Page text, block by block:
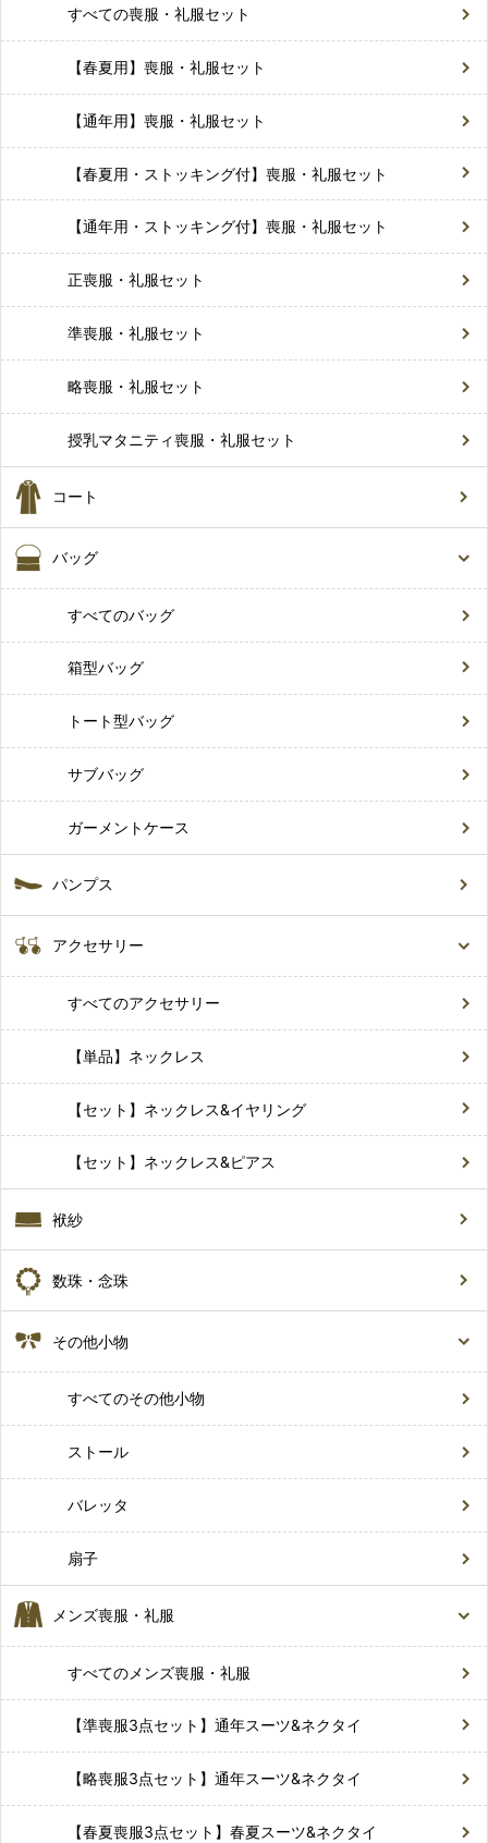
すべての喪服・礼服セット
【春夏用】喪服・礼服セット
【通年用】喪服・礼服セット
【春夏用・ストッキング付】喪服・礼服セット
【通年用・ストッキング付】喪服・礼服セット
正喪服・礼服セット
準喪服・礼服セット
略喪服・礼服セット
授乳マタニティ喪服・礼服セット
コート
バッグ
すべてのバッグ
箱型バッグ
トート型バッグ
サブバッグ
ガーメントケース
パンプス
アクセサリー
すべてのアクセサリー
【単品】ネックレス
【セット】ネックレス&イヤリング
【セット】ネックレス&ピアス
袱紗
数珠・念珠
その他小物
すべてのその他小物
ストール
バレッタ
扇子
メンズ喪服・礼服
すべてのメンズ喪服・礼服
【準喪服3点セット】通年スーツ&ネクタイ
【略喪服3点セット】通年スーツ&ネクタイ
【春夏喪服3点セット】春夏スーツ&ネクタイ